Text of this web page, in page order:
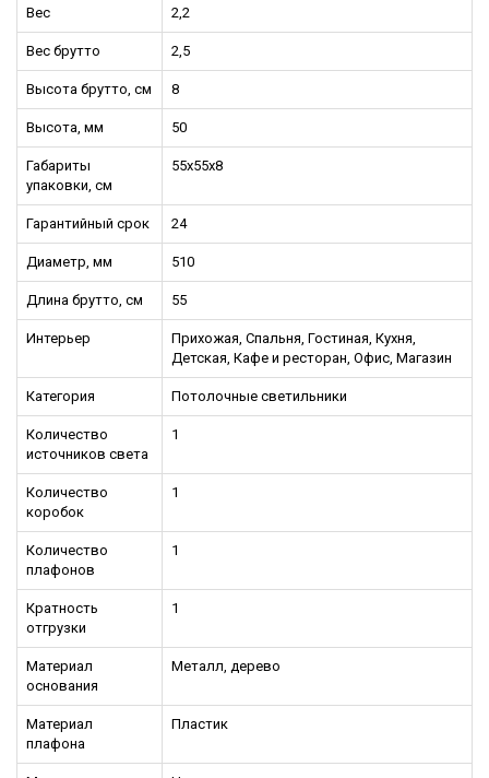
Вес 2,2
Вес брутто 2,5
Высота брутто, см 8
Высота, мм 50
Габариты
упаковки, см
55x55x8
Гарантийный срок 24
Диаметр, мм 510
Длина брутто, см 55
Интерьер
Прихожая, Спальня, Гостиная, Кухня,
Детская, Кафе и ресторан, Офис, Магазин
Категория Потолочные светильники
Количество
источников света
1
Количество
коробок
1
Количество
плафонов
1
Кратность
отгрузки
1
Материал
основания
Металл, дерево
Материал
плафона
Пластик